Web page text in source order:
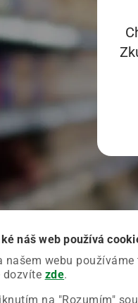
náš web používá
našem webu
dozvíte zde.
na "Rozumím"